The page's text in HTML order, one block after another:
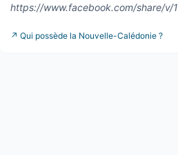
https://www.facebook.com/share/v/
↗Qui possède la Nouvelle-Calédonie ?